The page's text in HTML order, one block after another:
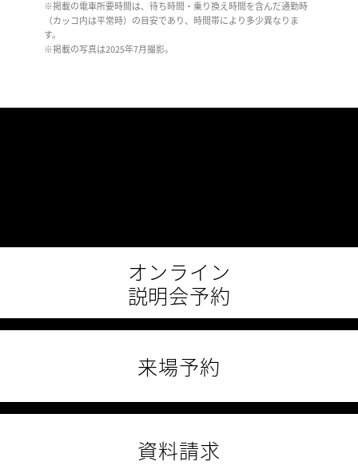
※掲載の電車所要時間は、待ち時間・乗り換え時間を含んだ通勤時
（カッコ内は平常時）の目安であり、時間帯により多少異なりま
す。
※掲載の写真は2025年7月撮影。
オンライン
説明会予約
来場予約
資料請求